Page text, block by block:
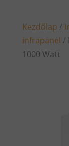
Kezdőlap /
infrapanel /
1000 Watt